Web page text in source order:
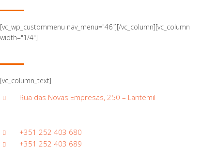
[vc_wp_custommenu nav_menu="46"][/vc_column][vc_column
width="1/4"]
[vc_column_text]
Rua das Novas Empresas, 250 – Lantemil
+351 252 403 680
+351 252 403 689